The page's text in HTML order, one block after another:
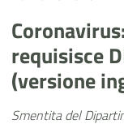
requisisce
(versione
Smentita del